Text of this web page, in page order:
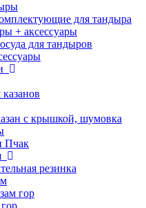
для тандыра
+ аксессуары
для тандыров
с крышкой, шумовка
Пчак
резинка
гор